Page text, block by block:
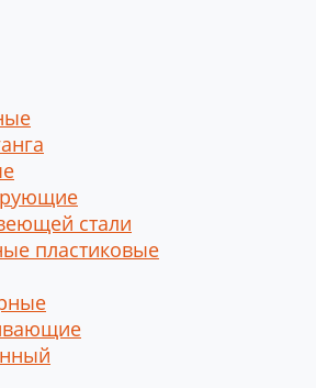
стали
пластиковые